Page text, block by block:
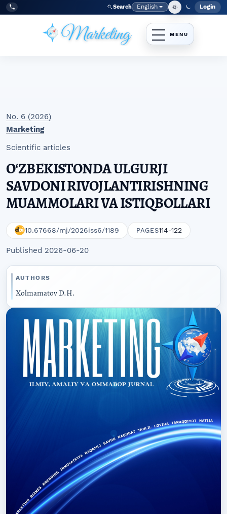
Skip to main navigation menu
Skip to main content
Skip to site footer
Tel:
+998977838464 Search Language
English Login
No. 6 (2026)
Marketing
Scientific articles
OʻZBEKISTONDA ULGURJI
SAVDONI RIVOJLANTIRISHNING
MUAMMOLARI VA ISTIQBOLLARI
10.67668/mj/2026iss6/1189 PAGES114-122
Published 2026-06-20
AUTHORS
Xolmamatov D.H.